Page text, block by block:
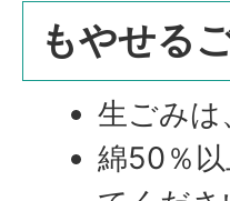
もやせる
生ごみ
綿50％